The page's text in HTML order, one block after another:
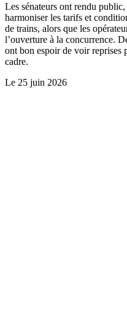
Les sénateurs ont rendu
harmoniser les tarifs et
de trains, alors que les
l’ouverture à la concurrence.
ont bon espoir de voir reprises
cadre.
Le 25 juin 2026